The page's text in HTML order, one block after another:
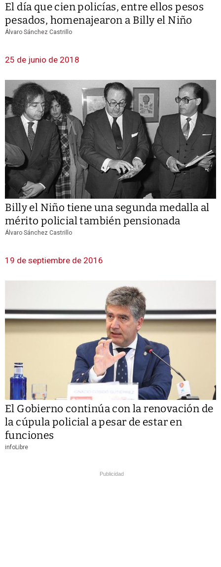
El día que cien policías, entre ellos pesos
pesados, homenajearon a Billy el Niño
Álvaro Sánchez Castrillo
25 de junio de 2018
Billy el Niño tiene una segunda medalla al
mérito policial también pensionada
Álvaro Sánchez Castrillo
19 de septiembre de 2016
El Gobierno continúa con la renovación de
la cúpula policial a pesar de estar en
funciones
infoLibre
Publicidad